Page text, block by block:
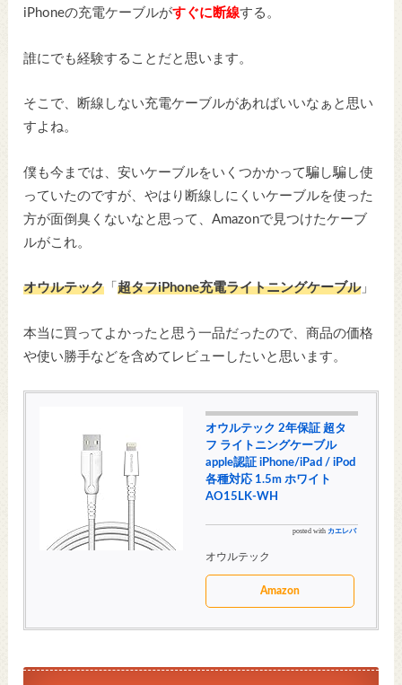
iPhoneの充電ケーブルがすぐに断線する。
誰にでも経験することだと思います。
そこで、断線しない充電ケーブルがあればいいなぁと思い
すよね。
僕も今までは、安いケーブルをいくつかかって騙し騙し使
っていたのですが、やはり断線しにくいケーブルを使った
方が面倒臭くないなと思って、Amazonで見つけたケーブ
ルがこれ。
オウルテック 「超タフiPhone充電ライトニングケーブル」
本当に買ってよかったと思う一品だったので、商品の価格
や使い勝手などを含めてレビューしたいと思います。
オウルテック 2年保証 超タ
フ ライトニングケーブル
apple認証 iPhone/iPad / iPod
各種対応 1.5m ホワイト
AO15LK-WH
posted with カエレバ
オウルテック
Amazon